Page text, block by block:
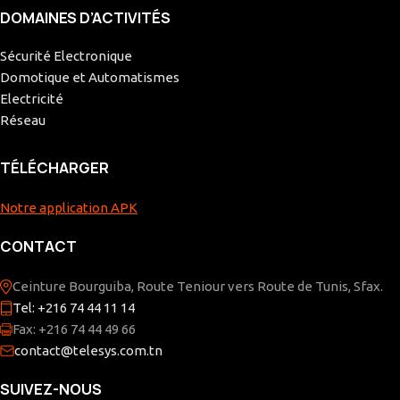
DOMAINES D’ACTIVITÉS
Sécurité Electronique
Domotique et Automatismes
Electricité
Réseau
TÉLÉCHARGER
Notre application APK
CONTACT
Ceinture Bourguiba, Route Teniour vers Route de Tunis, Sfax.
Tel: +216 74 44 11 14
Fax: +216 74 44 49 66
contact@telesys.com.tn
SUIVEZ-NOUS